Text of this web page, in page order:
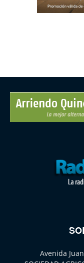
Avenida